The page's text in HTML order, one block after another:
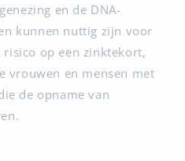
en de DNA-
kunnen nuttig zijn voor
risico op een zinktekort,
vrouwen en mensen met
de opname van